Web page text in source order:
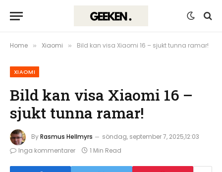
Home » Xiaomi » Bild kan visa Xiaomi 16 – sjukt tunna ramar!
XIAOMI
Bild kan visa Xiaomi 16 –
sjukt tunna ramar!
ByRasmus Hellmyrs
söndag, september 7, 2025,12:03
Inga kommentarer
1 Min Read